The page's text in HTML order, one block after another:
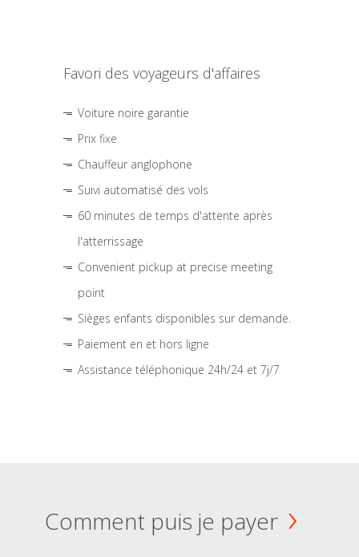
Favori des voyageurs d'affaires
Voiture noire garantie
Prix fixe
Chauffeur anglophone
Suivi automatisé des vols
60 minutes de temps d'attente après
l'atterrissage
Convenient pickup at precise meeting
point
Sièges enfants disponibles sur demande.
Paiement en et hors ligne
Assistance téléphonique 24h/24 et 7j/7
Comment puis je payer